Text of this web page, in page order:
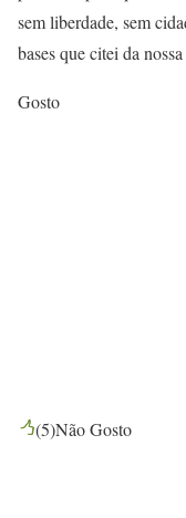
sem liberdade, sem
bases que citei da
Gosto
(5)Não Gosto